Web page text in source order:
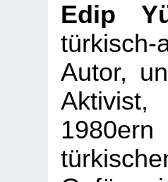
Edip
türkisch-
Autor,